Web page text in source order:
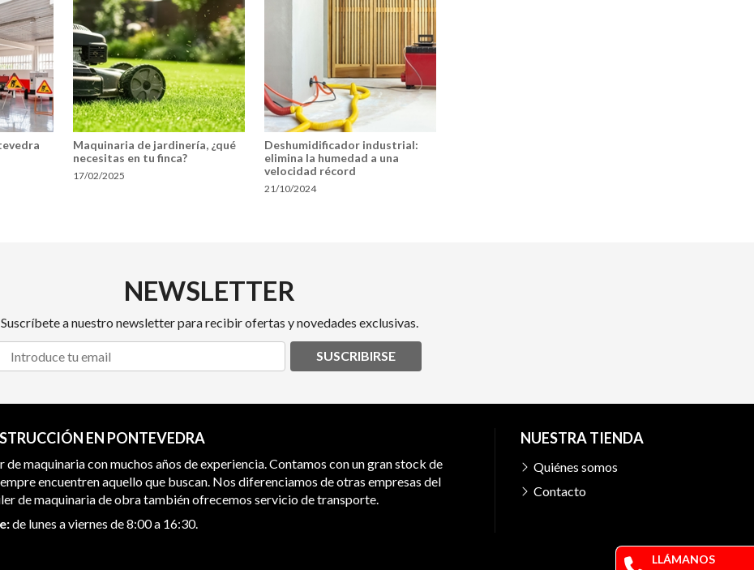
LLÁMANOS
Maquinaria de jardinería, ¿qué
necesitas en tu finca?
17/02/2025
Deshumidificador industrial:
elimina la humedad a una
velocidad récord
21/10/2024
NEWSLETTER
Suscríbete a nuestro newsletter para recibir ofertas y novedades exclusivas.
SUSCRIBIRSE
EN PONTEVEDRA
maquinaria con muchos años de experiencia. Contamos con un gran stock de
encuentren aquello que buscan. Nos diferenciamos de otras empresas del
de maquinaria de obra también ofrecemos servicio de transporte.
de lunes a viernes de 8:00 a 16:30.
NUESTRA TIENDA
Quiénes somos
Contacto